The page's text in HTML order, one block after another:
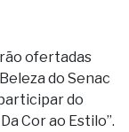
ofertadas
do Senac
do
Cor ao Estilo”.